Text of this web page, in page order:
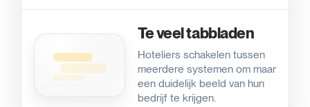
Te veel tabbladen
Hoteliers schakelen tussen
meerdere systemen om maar
een duidelijk beeld van hun
bedrijf te krijgen.